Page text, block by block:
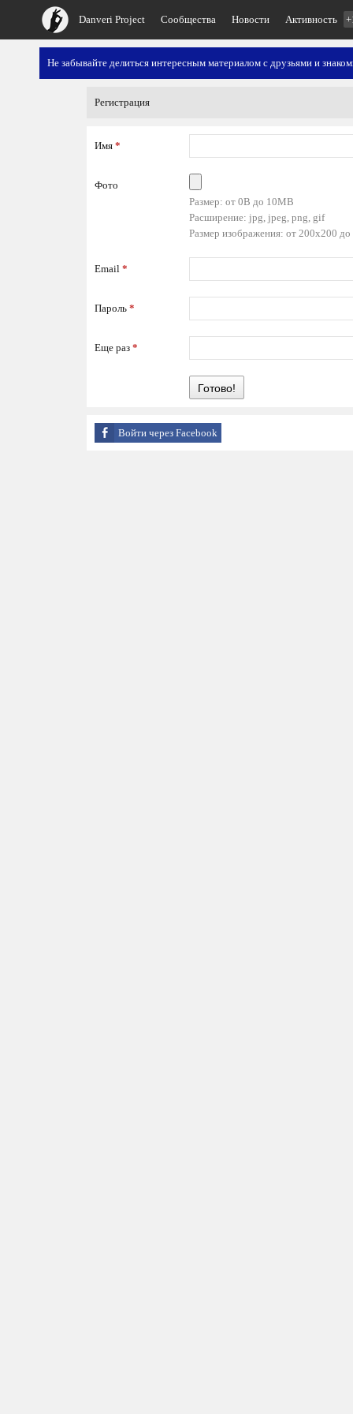
Danveri Project Сообщества Новости Активность
Не забывайте делиться интересным материалом с друзьями и
Регистрация
Имя *
Фото
Размер: от 0B до 10MB
Расширение: jpg, jpeg, png, gif
Размер изображения: от 200x200
Email *
Пароль *
Еще раз *
Готово!
Войти через Facebook